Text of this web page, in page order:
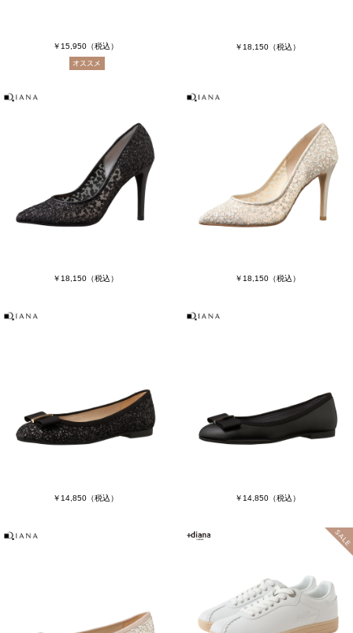
￥15,950（税込） ￥18,150 （税込）
￥18,150（税込） ￥18,150 （税込）
￥14,850（税込） ￥14,850 （税込）